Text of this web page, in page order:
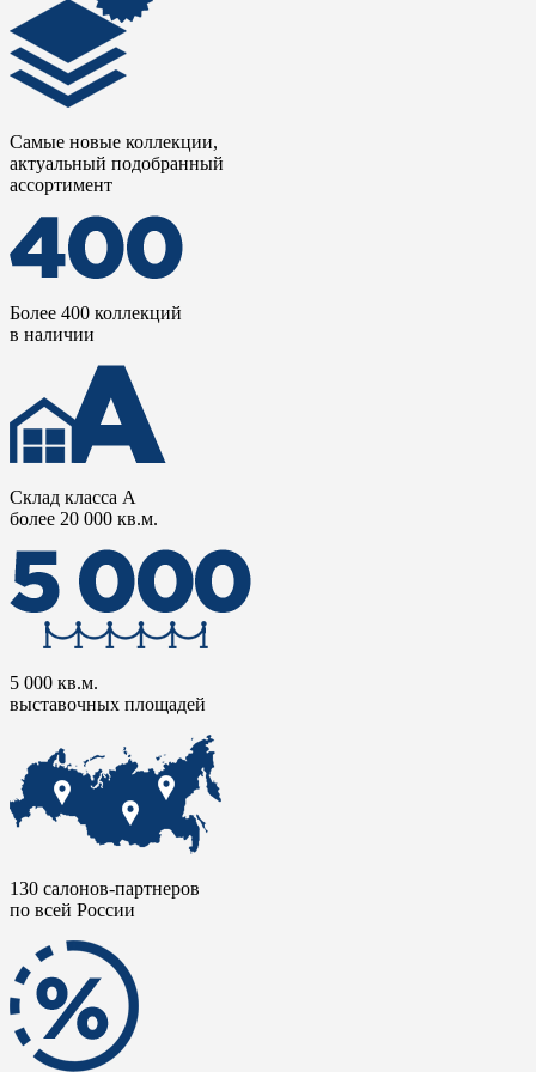
Самые новые коллекции,
актуальный подобранный
ассортимент
Более 400 коллекций
в наличии
Склад класса А
более 20 000 кв.м.
5 000 кв.м.
выставочных площадей
130 салонов-партнеров
по всей России